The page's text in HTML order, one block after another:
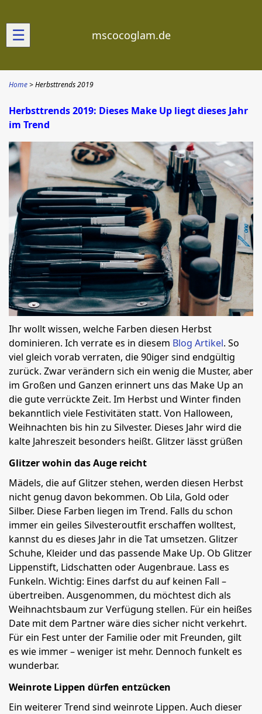
☰ mscocoglam.de
Home Herbsttrends 2019
Herbsttrends 2019: Dieses Make Up liegt dieses Jahr
im Trend
Ihr wollt wissen, welche Farben diesen Herbst
dominieren. Ich verrate es in diesem Blog Artikel. So
viel gleich vorab verraten, die 90iger sind endgültig
zurück. Zwar verändern sich ein wenig die Muster, aber
im Großen und Ganzen erinnert uns das Make Up an
die gute verrückte Zeit. Im Herbst und Winter finden
bekanntlich viele Festivitäten statt. Von Halloween,
Weihnachten bis hin zu Silvester. Dieses Jahr wird die
kalte Jahreszeit besonders heißt. Glitzer lässt grüßen
Glitzer wohin das Auge reicht
Mädels, die auf Glitzer stehen, werden diesen Herbst
nicht genug davon bekommen. Ob Lila, Gold oder
Silber. Diese Farben liegen im Trend. Falls du schon
immer ein geiles Silvesteroutfit erschaffen wolltest,
kannst du es dieses Jahr in die Tat umsetzen. Glitzer
Schuhe, Kleider und das passende Make Up. Ob Glitzer
Lippenstift, Lidschatten oder Augenbraue. Lass es
Funkeln. Wichtig: Eines darfst du auf keinen Fall –
übertreiben. Ausgenommen, du möchtest dich als
Weihnachtsbaum zur Verfügung stellen. Für ein heißes
Date mit dem Partner wäre dies sicher nicht verkehrt.
Für ein Fest unter der Familie oder mit Freunden, gilt
es wie immer – weniger ist mehr. Dennoch funkelt es
wunderbar.
Weinrote Lippen dürfen entzücken
Ein weiterer Trend sind weinrote Lippen. Auch dieser